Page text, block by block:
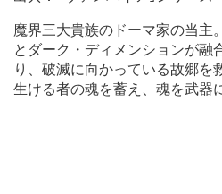
魔界三大貴族のドーマ家の当主
とダーク・ディメンションが融
り、破滅に向かっている故郷を
生ける者の魂を蓄え、魂を武器